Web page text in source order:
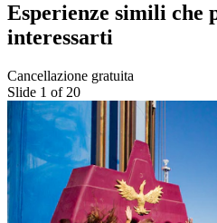
Esperienze simili che
interessarti
Cancellazione gratuita
Slide 1 of 20